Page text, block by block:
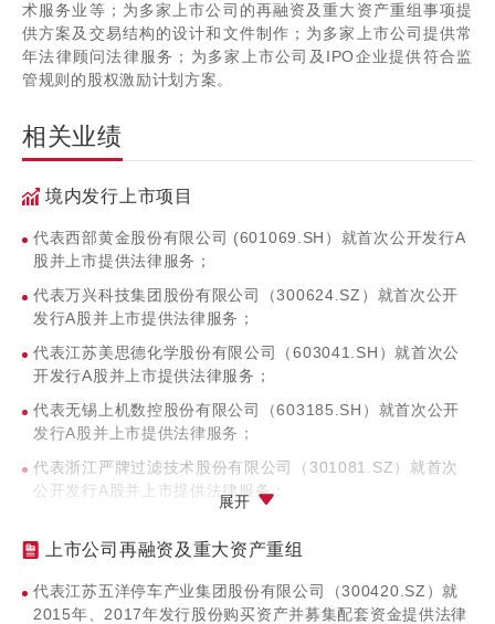
术服务业等；为多家上市公司的再融资及重大资产重组事项提
供方案及交易结构的设计和文件制作；为多家上市公司提供常
年法律顾问法律服务；为多家上市公司及IPO企业提供符合监
管规则的股权激励计划方案。
相关业绩
境内发行上市项目
代表西部黄金股份有限公司 (601069.SH）就首次公开发行A
股并上市提供法律服务；
代表万兴科技集团股份有限公司（300624.SZ）就首次公开
发行A股并上市提供法律服务；
代表江苏美思德化学股份有限公司（603041.SH）就首次公
开发行A股并上市提供法律服务；
代表无锡上机数控股份有限公司（603185.SH）就首次公开
发行A股并上市提供法律服务；
代表浙江严牌过滤技术股份有限公司（301081.SZ）就首次
公开发行A股并上市提供法律服务；
（688211.SH）就首次公开发行A股并上市提供法律服务；
代表翱捷科技股份有限公司（688220.SH）就首次公开发行A
股并上市提供法律服务；
展开
上市公司再融资及重大资产重组
代表江苏五洋停车产业集团股份有限公司（300420.SZ）就
2015年、2017年发行股份购买资产并募集配套资金提供法律